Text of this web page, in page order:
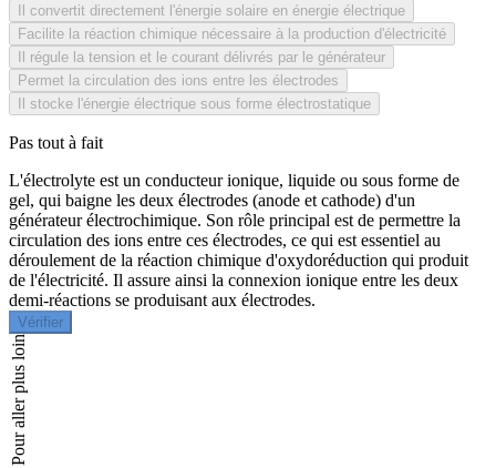
Il convertit directement l'énergie solaire en énergie électrique
Facilite la réaction chimique nécessaire à la production d'électricité
Il régule la tension et le courant délivrés par le générateur
Permet la circulation des ions entre les électrodes
Il stocke l'énergie électrique sous forme électrostatique
Pas tout à fait
L'électrolyte est un conducteur ionique, liquide ou sous forme de
gel, qui baigne les deux électrodes (anode et cathode) d'un
générateur électrochimique. Son rôle principal est de permettre la
circulation des ions entre ces électrodes, ce qui est essentiel au
déroulement de la réaction chimique d'oxydoréduction qui produit
de l'électricité. Il assure ainsi la connexion ionique entre les deux
demi-réactions se produisant aux électrodes.
Vérifier
Pour aller plus loin